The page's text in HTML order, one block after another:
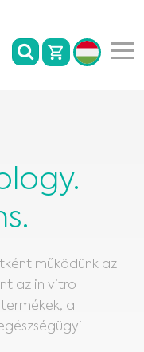
működünk az
az in vitro
a